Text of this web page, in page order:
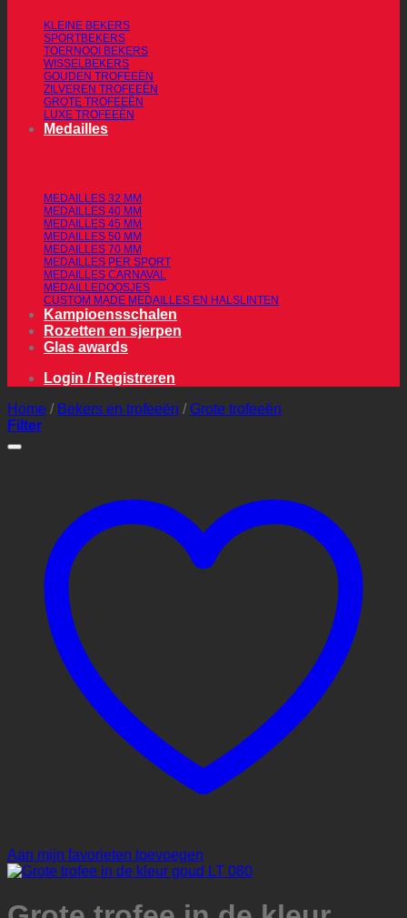
KLEINE BEKERS
SPORTBEKERS
TOERNOOI BEKERS
WISSELBEKERS
GOUDEN TROFEEËN
ZILVEREN TROFEEËN
GROTE TROFEEËN
LUXE TROFEEËN
Medailles
MEDAILLES 32 MM
MEDAILLES 40 MM
MEDAILLES 45 MM
MEDAILLES 50 MM
MEDAILLES 70 MM
MEDAILLES PER SPORT
MEDAILLES CARNAVAL
MEDAILLEDOOSJES
CUSTOM MADE MEDAILLES EN HALSLINTEN
Kampioensschalen
Rozetten en sjerpen
Glas awards
Login / Registreren
Home / Bekers en trofeeën / Grote trofeeën
Filter
Aan mijn favorieten toevoegen